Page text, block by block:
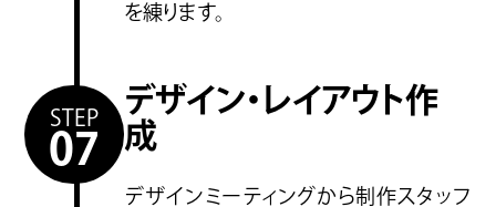
を練ります。
STEP
07
デザイン・レイアウト作
成
デザインミーティングから制作スタッフ